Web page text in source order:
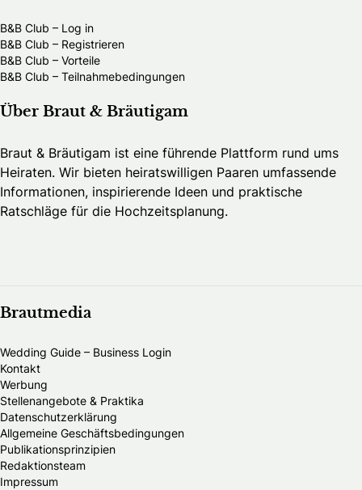
B&B Club – Log in
B&B Club – Registrieren
B&B Club – Vorteile
B&B Club – Teilnahmebedingungen
Über Braut & Bräutigam
Braut & Bräutigam ist eine führende Plattform rund ums
Heiraten. Wir bieten heiratswilligen Paaren umfassende
Informationen, inspirierende Ideen und praktische
Ratschläge für die Hochzeitsplanung.
Brautmedia
Wedding Guide – Business Login
Kontakt
Werbung
Stellenangebote & Praktika
Datenschutzerklärung
Allgemeine Geschäftsbedingungen
Publikationsprinzipien
Redaktionsteam
Impressum